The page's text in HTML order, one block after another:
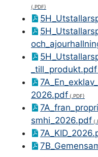
_till_produkt.pdf
2026.pdf
smhi_2026.pdf